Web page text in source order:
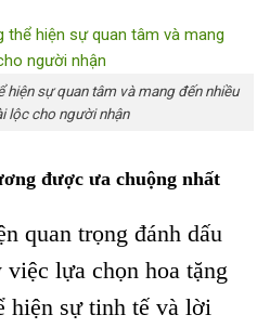
sự quan tâm và mang đến nhiều
lộc cho người nhận
được ưa chuộng nhất
quan trọng đánh dấu
lựa chọn hoa tặng
hiện sự tinh tế và lời